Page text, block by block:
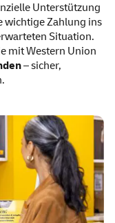
Unterstützung
wichtige Zahlung ins
Situation.
mit Western Union
– sicher,